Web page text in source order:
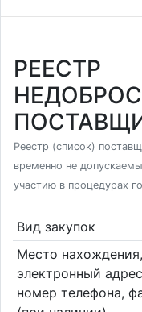
РЕЕСТР
Реестр (список)
временно не
участию в процедурах
Вид закупок
Место нахождения,
электронный
номер телефона,